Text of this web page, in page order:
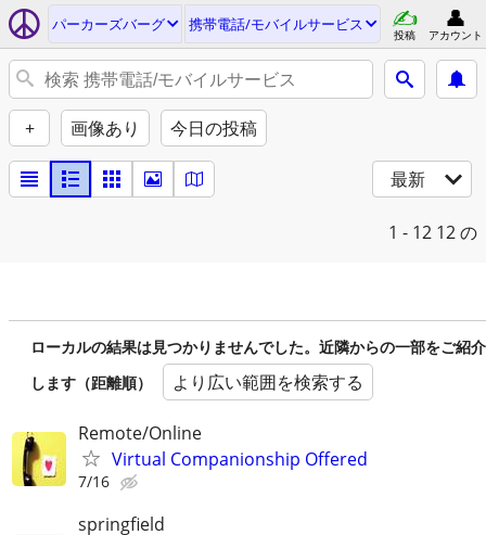
パーカーズバーグ 携帯電話/モバイルサービス
投稿 アカウント
+ 画像あり 今日の投稿
最新
1 - 12 12 の
ローカルの結果は見つかりませんでした。近隣からの一部をご紹介
します（距離順）
より広い範囲を検索する
Remote/Online
Virtual Companionship Offered
7/16
springfield